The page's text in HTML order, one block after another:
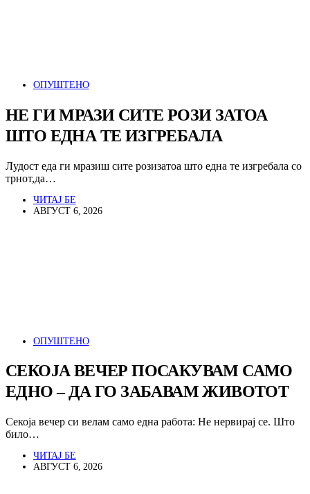
ОПУШТЕНО
НЕ ГИ МРАЗИ СИТЕ РОЗИ ЗАТОА
ШТО ЕДНА ТЕ ИЗГРЕБАЛА
Лудост еда ги мразиш сите розизатоа што една те изгребала со
трнот,да…
ЧИТАЈ БЕ
АВГУСТ 6, 2026
ОПУШТЕНО
СЕКОЈА ВЕЧЕР ПОСАКУВАМ САМО
ЕДНО – ДА ГО ЗАБАВАМ ЖИВОТОТ
Секоја вечер си велам само една работа: Не нервирај се. Што
било…
ЧИТАЈ БЕ
АВГУСТ 6, 2026